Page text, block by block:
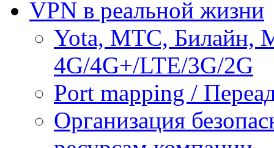
VPN в реальной жизни
Yota, МТС, Билайн,
4G/4G+/LTE/3G/2G
Port mapping /
Организация